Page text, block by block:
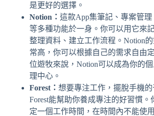
是更好的選擇。
Notion： 這款App集筆記、專案管
等多種功能於一身。你可以用它來
整理資料、建立工作流程。Notion
常高，你可以根據自己的需求自由
位遊牧來說，Notion可以成為你的
理中心。
Forest： 想要專注工作，擺脫手機的
Forest能幫助你養成專注的好習慣。
定一個工作時間，在時間內不能使